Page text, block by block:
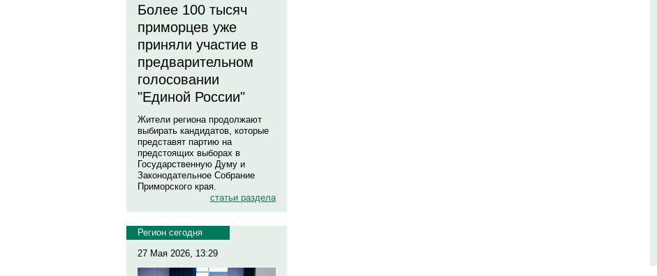
Более 100 тысяч
приморцев уже
приняли участие в
предварительном
голосовании
"Единой России"
Жители региона продолжают
выбирать кандидатов, которые
представят партию на
предстоящих выборах в
Государственную Думу и
Законодательное Собрание
Приморского края.
статьи раздела
Регион сегодня
27 Мая 2026, 13:29